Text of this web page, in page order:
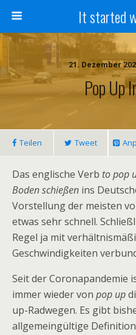
It started
21. Dezember
Pop Up
Teilen Tweet
Das englische Verb to pop
Boden schießen ins
Vorstellung der meisten
etwas sehr schnell.
Regel ja mit
Geschwindigkeiten
Seit der Coronapandemie
immer wieder von pop up
up-Radwegen. Es gibt
allgemeingültige